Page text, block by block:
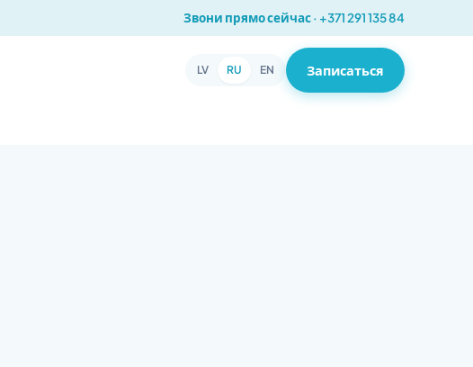
Звони прямо сейчас · +371 291 135 84
LV RU EN Записаться